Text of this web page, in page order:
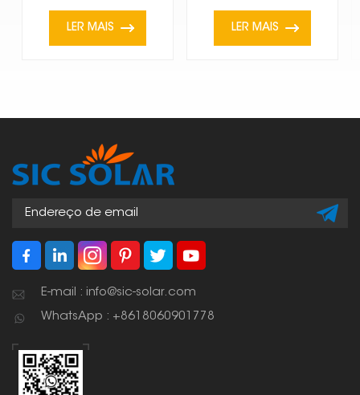
LER MAIS LER MAIS
E-mail : info@sic-solar.com
WhatsApp : +8618060901778